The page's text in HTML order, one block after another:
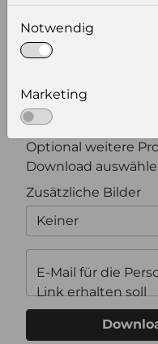
wählen Sie eine
Bildauflösung
Zusätzliche
Optional weitere
Download
Zusätzliche Bilder
Keiner
E-Mail für die
Link erhalten soll
Notwendig
Marketing